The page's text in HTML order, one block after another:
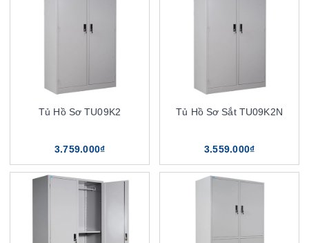
Tủ Hồ Sơ TU09K2
3.759.000₫
Tủ Hồ Sơ Sắt TU09K2N
3.559.000₫